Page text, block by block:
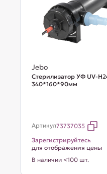
Jebo
Стерилизатор УФ UV-
340*160*90мм
Артикул73737035
Зарегистрируйтесь
для отображения цены
В наличии <100 шт.